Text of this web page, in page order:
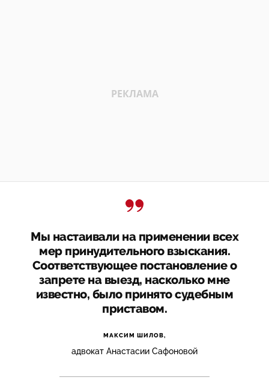
Мы настаивали на применении всех
мер принудительного взыскания.
Соответствующее постановление о
запрете на выезд, насколько мне
известно, было принято судебным
приставом.
МАКСИМ ШИЛОВ,
адвокат Анастасии Сафоновой